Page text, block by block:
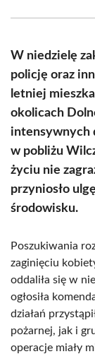
(Twitter)
W niedzielę
policję oraz
letniej
okolicach
intensywnych
w pobliżu
życiu nie
przyniosło
środowisku.
Poszukiwania
zaginięciu
oddaliła się w
ogłosiła
działań
pożarnej, jak i
operacje miały